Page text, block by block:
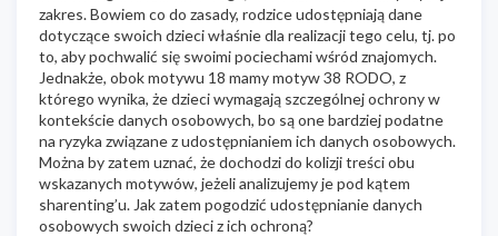
zakres. Bowiem co do zasady, rodzice udostępniają dane
dotyczące swoich dzieci właśnie dla realizacji tego celu, tj. po
to, aby pochwalić się swoimi pociechami wśród znajomych.
Jednakże, obok motywu 18 mamy motyw 38 RODO, z
którego wynika, że dzieci wymagają szczególnej ochrony w
kontekście danych osobowych, bo są one bardziej podatne
na ryzyka związane z udostępnianiem ich danych osobowych.
Można by zatem uznać, że dochodzi do kolizji treści obu
wskazanych motywów, jeżeli analizujemy je pod kątem
sharenting’u. Jak zatem pogodzić udostępnianie danych
osobowych swoich dzieci z ich ochroną?